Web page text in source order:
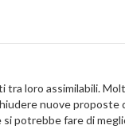
tra loro assimilabili.
nuove
si potrebbe fare di